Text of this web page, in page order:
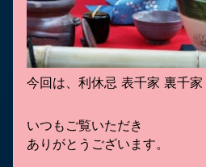
今回は、利休忌 表千家 裏千家
いつもご覧いただき
ありがとうございます。